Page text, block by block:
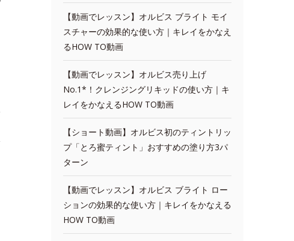
【動画でレッスン】オルビス ブライト モイ
スチャーの効果的な使い方｜キレイをかなえ
るHOW TO動画
【動画でレッスン】オルビス売り上げ
No.1*！クレンジングリキッドの使い方｜キ
レイをかなえるHOW TO動画
【ショート動画】オルビス初のティントリッ
プ「とろ蜜ティント」おすすめの塗り方3パ
ターン
【動画でレッスン】オルビス ブライト ロー
ションの効果的な使い方｜キレイをかなえる
HOW TO動画